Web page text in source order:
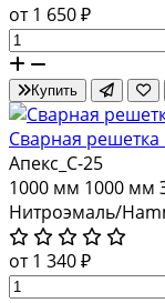
от 1 650 ₽
Купить
Сварная
Апекс_С-25
1000 мм 1000 мм
Нитроэмаль/
от 1 340 ₽